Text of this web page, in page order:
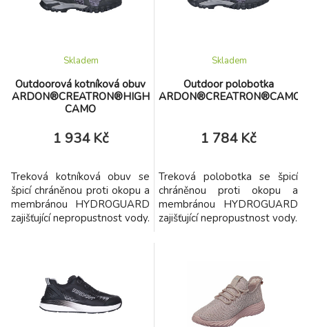
Outdoorová kotníková obuv
ARDON®CREATRON®HIGH
CAMO
Skladem
1 934 Kč
Treková kotníková obuv se
špicí chráněnou proti okopu a
membránou HYDROGUARD
zajišťující nepropustnost vody.
Outdoor polobotka
ARDON®CREATRON®CAMO
Skladem
1 784 Kč
Treková polobotka se špicí
chráněnou proti okopu a
membránou HYDROGUARD
zajišťující nepropustnost vody.